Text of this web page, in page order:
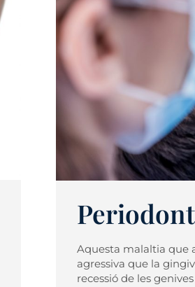
Aquesta malaltia que
agressiva que la
recessió de les